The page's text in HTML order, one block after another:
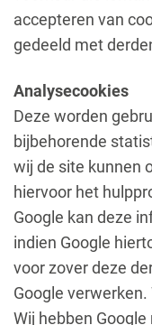
accepteren van
gedeeld met
Analysecookies
Deze worden
bijbehorende
wij de site kunnen
hiervoor het
Google kan deze
indien Google
voor zover deze
Google
Wij hebben